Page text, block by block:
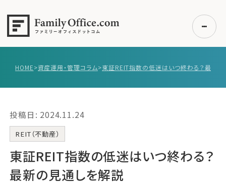
事例紹介
エキスパート一覧
無料講座
コラム
HOME>資産運用・管理コラム>
投稿日: 2024.11.24
REIT（不動産）
東証REIT指数の低迷はいつ終わる？
最新の見通しを解説